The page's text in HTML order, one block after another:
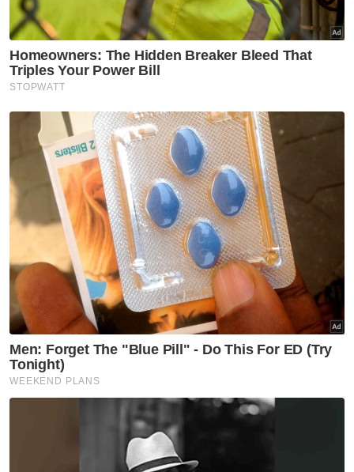
Turut hadir, Pemangku Raja Pahang, Tengku
Hassanal Ibrahim Alam Shah Al-Sultan
Abdullah, Ketua Setiausaha Kementerian
Pendidikan Tinggi, Datuk Seri Abdul Razak
Jaafar dan Presiden UIAM, Tan Sri Samsudin
Osman. - Bernama
Muat turun aplikasi Sinar Harian.Klik di sini!
Harap bantu kajian selidik kami dan
dapatkan baucar tunai.
Berapakah umur anda?
Kurang daripada 18 tahun 18 - 24 tahun
25 - 34 tahun 35 - 44 tahun
45 - 54 tahun 55 - 64 tahun
65 tahun dan ke atas
Masuk | Daftar